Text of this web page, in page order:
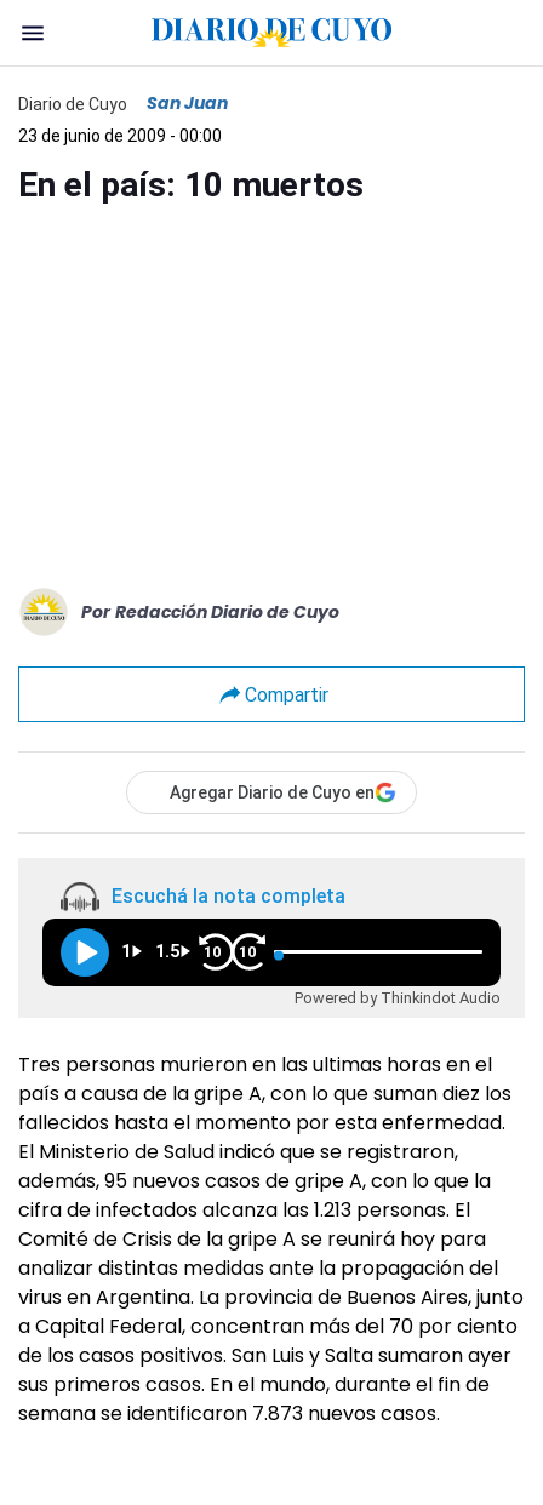
Diario de Cuyo San Juan
23 de junio de 2009 - 00:00
En el país: 10 muertos
Por Redacción Diario de Cuyo
Compartir
Agregar Diario de Cuyo en
Escuchá la nota completa
1 1.5 10 10
Powered by Thinkindot Audio
Tres personas murieron en las ultimas horas en el
país a causa de la gripe A, con lo que suman diez los
fallecidos hasta el momento por esta enfermedad.
El Ministerio de Salud indicó que se registraron,
además, 95 nuevos casos de gripe A, con lo que la
cifra de infectados alcanza las 1.213 personas. El
Comité de Crisis de la gripe A se reunirá hoy para
analizar distintas medidas ante la propagación del
virus en Argentina. La provincia de Buenos Aires, junto
a Capital Federal, concentran más del 70 por ciento
de los casos positivos. San Luis y Salta sumaron ayer
sus primeros casos. En el mundo, durante el fin de
semana se identificaron 7.873 nuevos casos.